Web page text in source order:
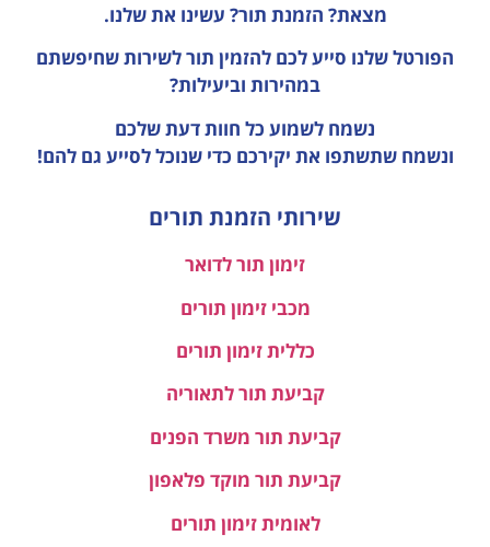
מצאת? הזמנת תור? עשינו את שלנו.
הפורטל שלנו סייע לכם להזמין תור לשירות שחיפשתם
במהירות וביעילות?
נשמח לשמוע כל חוות דעתשלכם
ונשמח שתשתפו את יקירכם כדי שנוכל לסייע גם להם!
שירותי הזמנת תורים
זימון תור לדואר
מכבי זימון תורים
כללית זימון תורים
קביעת תור לתאוריה
קביעת תור משרד הפנים
קביעת תור מוקד פלאפון
לאומית זימון תורים